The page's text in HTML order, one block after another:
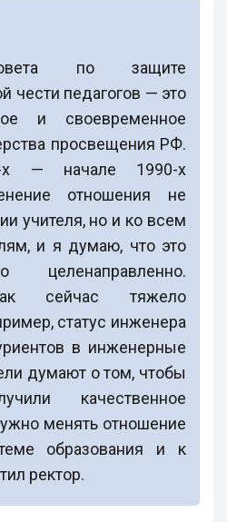
по защите
чести педагогов — это
и своевременное
просвещения РФ.
— начале 1990-х
отношения не
учителя, но и ко всем
и я думаю, что это
сейчас тяжело
статус инженера
в инженерные
думают о том, чтобы
качественное
менять отношение
образования и к
ректор.